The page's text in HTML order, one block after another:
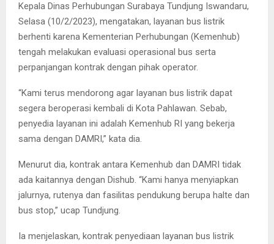
Kepala Dinas Perhubungan Surabaya Tundjung Iswandaru,
Selasa (10/2/2023), mengatakan, layanan bus listrik
berhenti karena Kementerian Perhubungan (Kemenhub)
tengah melakukan evaluasi operasional bus serta
perpanjangan kontrak dengan pihak operator.
“Kami terus mendorong agar layanan bus listrik dapat
segera beroperasi kembali di Kota Pahlawan. Sebab,
penyedia layanan ini adalah Kemenhub RI yang bekerja
sama dengan DAMRI,” kata dia.
Menurut dia, kontrak antara Kemenhub dan DAMRI tidak
ada kaitannya dengan Dishub. “Kami hanya menyiapkan
jalurnya, rutenya dan fasilitas pendukung berupa halte dan
bus stop,” ucap Tundjung.
Ia menjelaskan, kontrak penyediaan layanan bus listrik